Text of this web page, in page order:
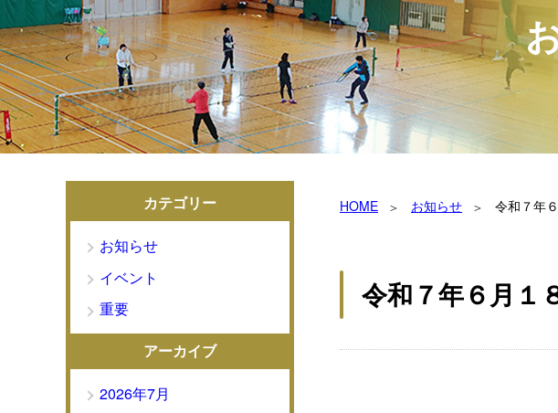
HOME お知らせ 令和７年
令和７年６月１
カテゴリー
お知らせ
イベント
重要
アーカイブ
2026年7月